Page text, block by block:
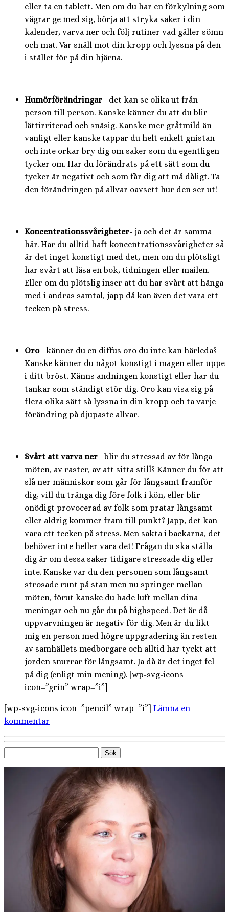
eller ta en tablett. Men om du har en förkylning som
vägrar ge med sig, börja att stryka saker i din
kalender, varva ner och följ rutiner vad gäller sömn
och mat. Var snäll mot din kropp och lyssna på den
i stället för på din hjärna.
Humörförändringar– det kan se olika ut från
person till person. Kanske känner du att du blir
lättirriterad och snäsig. Kanske mer gråtmild än
vanligt eller kanske tappar du helt enkelt gnistan
och inte orkar bry dig om saker som du egentligen
tycker om. Har du förändrats på ett sätt som du
tycker är negativt och som får dig att må dåligt. Ta
den förändringen på allvar oavsett hur den ser ut!
Koncentrationssvårigheter- ja och det är samma
här. Har du alltid haft koncentrationssvårigheter så
är det inget konstigt med det, men om du plötsligt
har svårt att läsa en bok, tidningen eller mailen.
Eller om du plötslig inser att du har svårt att hänga
med i andras samtal, japp då kan även det vara ett
tecken på stress.
Oro– känner du en diffus oro du inte kan härleda?
Kanske känner du något konstigt i magen eller uppe
i ditt bröst. Känns andningen konstigt eller har du
tankar som ständigt stör dig. Oro kan visa sig på
flera olika sätt så lyssna in din kropp och ta varje
förändring på djupaste allvar.
Svårt att varva ner– blir du stressad av för långa
möten, av raster, av att sitta still? Känner du för att
slå ner människor som går för långsamt framför
dig, vill du tränga dig före folk i kön, eller blir
onödigt provocerad av folk som pratar långsamt
eller aldrig kommer fram till punkt? Japp, det kan
vara ett tecken på stress. Men sakta i backarna, det
behöver inte heller vara det! Frågan du ska ställa
dig är om dessa saker tidigare stressade dig eller
inte. Kanske var du den personen som långsamt
strosade runt på stan men nu springer mellan
möten, förut kanske du hade luft mellan dina
meningar och nu går du på highspeed. Det är då
uppvarvningen är negativ för dig. Men är du likt
mig en person med högre uppgradering än resten
av samhällets medborgare och alltid har tyckt att
jorden snurrar för långsamt. Ja då är det inget fel
på dig (enligt min mening). [wp-svg-icons
icon=”grin” wrap=”i”]
[wp-svg-icons icon=”pencil” wrap=”i”] Lämna en
kommentar
efter: